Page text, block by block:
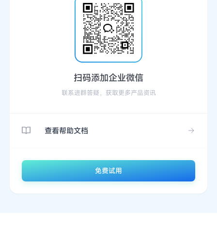
扫码添加企业微信
联系进群答疑，获取更多产品资讯
查看帮助文档
免费试用